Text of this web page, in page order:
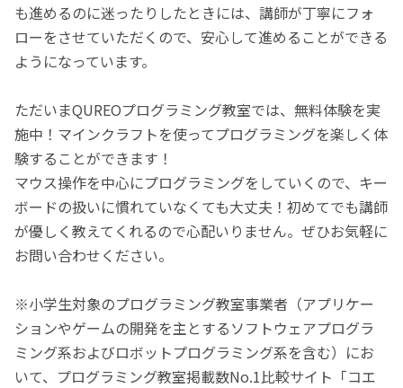
も進めるのに迷ったりしたときには、講師が丁寧にフォ
ローをさせていただくので、安心して進めることができる
ようになっています。
ただいまQUREOプログラミング教室では、無料体験を実
施中！マインクラフトを使ってプログラミングを楽しく体
験することができます！
マウス操作を中心にプログラミングをしていくので、キー
ボードの扱いに慣れていなくても大丈夫！初めてでも講師
が優しく教えてくれるので心配いりません。ぜひお気軽に
お問い合わせください。
※小学生対象のプログラミング教室事業者（アプリケー
ションやゲームの開発を主とするソフトウェアプログラ
ミング系およびロボットプログラミング系を含む）にお
いて、プログラミング教室掲載数No.1比較サイト「コエ